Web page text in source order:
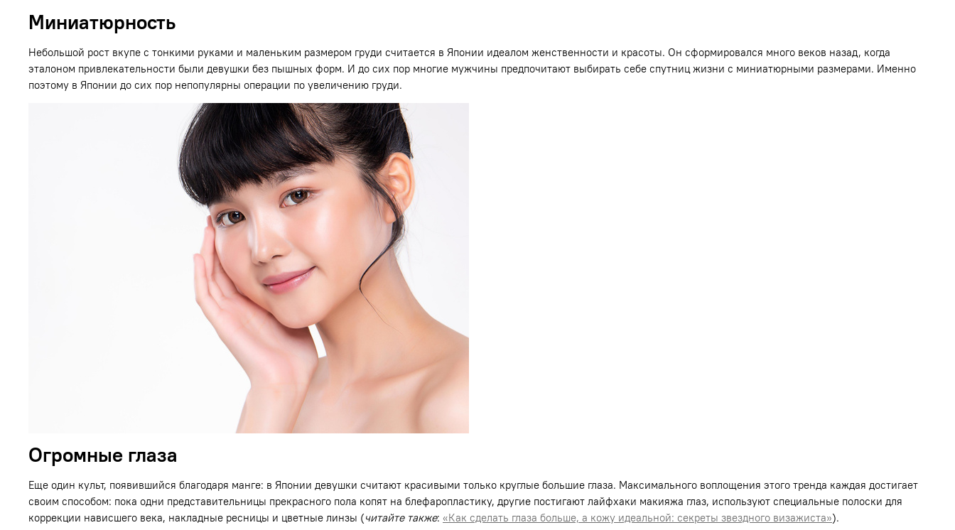
Миниатюрность
Небольшой рост вкупе с тонкими руками и маленьким размером груди считается в Японии идеалом женственности и красоты. Он сформировался много веков назад, когда
эталоном привлекательности были девушки без пышных форм. И до сих пор многие мужчины предпочитают выбирать себе спутниц жизни с миниатюрными размерами. Именно
поэтому в Японии до сих пор непопулярны операции по увеличению груди.
Огромные глаза
Еще один культ, появившийся благодаря манге: в Японии девушки считают красивыми только круглые большие глаза. Максимального воплощения этого тренда каждая достигает
своим способом: пока одни представительницы прекрасного пола копят на блефаропластику, другие постигают лайфхаки макияжа глаз, используют специальные полоски для
коррекции нависшего века, накладные ресницы и цветные линзы (читайте также: «Как сделать глаза больше, а кожу идеальной: секреты звездного визажиста»).